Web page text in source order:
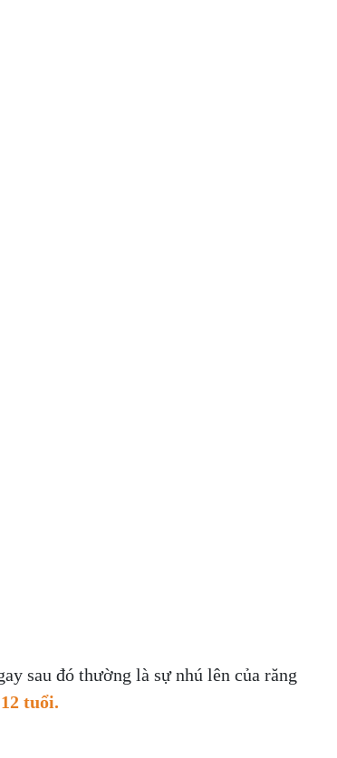
sau đó thường là sự nhú lên của răng
tuổi.